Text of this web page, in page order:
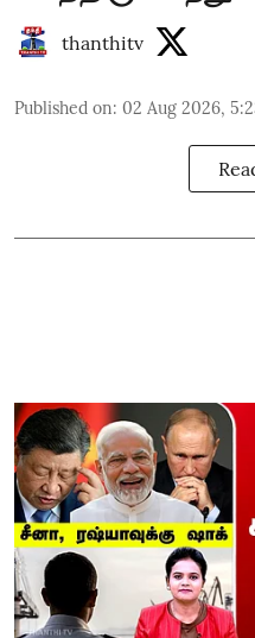
thanthitv
Published on: 02 Aug 2026,